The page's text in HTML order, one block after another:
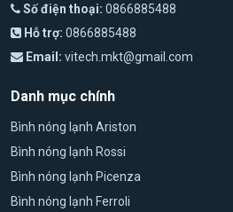
Số điện thoại: 0866885488
Hỗ trợ: 0866885488
Email: vitech.mkt@gmail.com
Danh mục chính
Bình nóng lạnh Ariston
Bình nóng lạnh Rossi
Bình nóng lạnh Picenza
Bình nóng lạnh Ferroli